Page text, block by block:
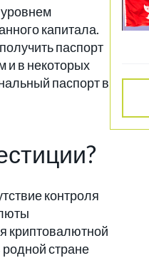
капитала.
паспорт
и в некоторых
паспорт в
контроля
криптовалютной
стране